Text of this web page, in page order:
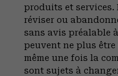
produits et
réviser ou
sans avis préalable
peuvent ne plus
même une fois la
sont sujets à